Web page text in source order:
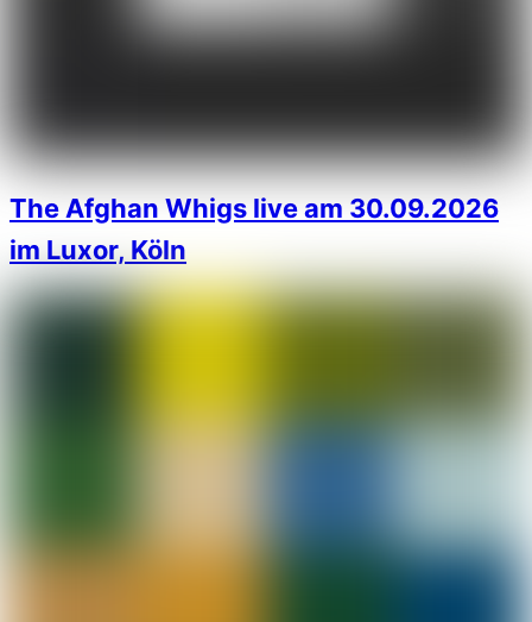
The Afghan Whigs live am 30.09.2026
im Luxor, Köln